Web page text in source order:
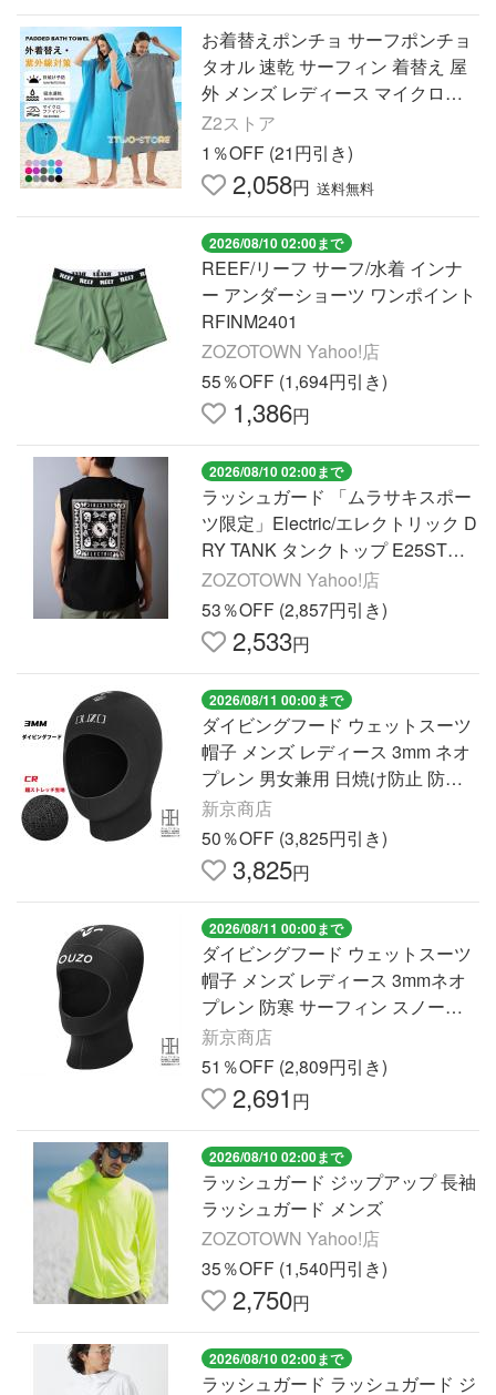
お着替えポンチョ サーフポンチョ
タオル 速乾 サーフィン 着替え 屋
外 メンズ レディース マイクロフ
ァイバー スポーツ 着替え ポンチ
ョ 防災 海 プール 爆買
Z2ストア
1％OFF (21円引き)
2,058円 送料無料
2026/08/10 02:00まで
REEF/リーフ サーフ/水着 インナ
ー アンダーショーツ ワンポイント
RFINM2401
ZOZOTOWN Yahoo!店
55％OFF (1,694円引き)
1,386円
2026/08/10 02:00まで
ラッシュガード 「ムラサキスポー
ツ限定」Electric/エレクトリック D
RY TANK タンクトップ E25STM0
6 メンズ レディース
ZOZOTOWN Yahoo!店
53％OFF (2,857円引き)
2,533円
2026/08/11 00:00まで
ダイビングフード ウェットスーツ
帽子 メンズ レディース 3mm ネオ
プレン 男女兼用 日焼け防止 防寒
保温 サーフィン マリンスポーツ
海
新京商店
50％OFF (3,825円引き)
3,825円
2026/08/11 00:00まで
ダイビングフード ウェットスーツ
帽子 メンズ レディース 3mmネオ
プレン 防寒 サーフィン スノーケ
リング ストレッチ 男女兼用 海 サ
ーフフード
新京商店
51％OFF (2,809円引き)
2,691 円
2026/08/10 02:00まで
ラッシュガード ジップアップ 長袖
ラッシュガード メンズ
ZOZOTOWN Yahoo!店
35％OFF (1,540円引き)
2,750円
2026/08/10 02:00まで
ラッシュガード ラッシュガード ジ